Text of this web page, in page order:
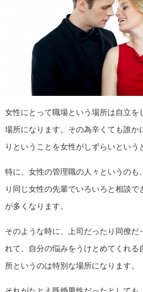
女性にとって職場という場所は自立を
場所になります。その為辛くても誰か
りということを女性がしずらいという
特に、女性の管理職の人々というのも
り同じ女性の先輩でいろいろと相談で
が多くなります。
そのような時に、上司だったり同僚だ
れて、自分の悩みをうけとめてくれる
所というのは特別な場所になります。
それがたとえ既婚男性だったとしても